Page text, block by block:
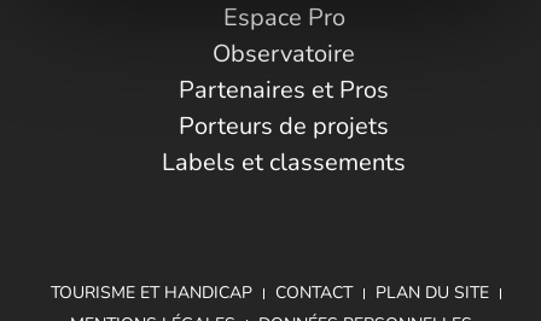
Espace Pro
Observatoire
Partenaires et Pros
Porteurs de projets
Labels et classements
TOURISME ET HANDICAP CONTACT
PLAN DU SITE